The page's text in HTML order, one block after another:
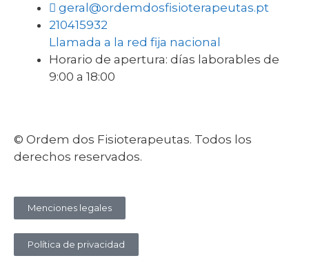
geral@ordemdosfisioterapeutas.pt
210415932
Llamada a la red fija nacional
Horario de apertura: días laborables de
9:00 a 18:00
© Ordem dos Fisioterapeutas. Todos los
derechos reservados.
Menciones legales
Política de privacidad